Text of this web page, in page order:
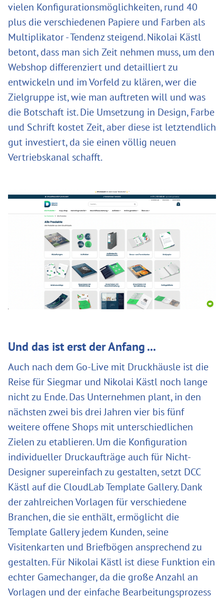
vielen Konfigurationsmöglichkeiten, rund 40
plus die verschiedenen Papiere und Farben als
Multiplikator - Tendenz steigend. Nikolai Kästl
betont, dass man sich Zeit nehmen muss, um den
Webshop differenziert und detailliert zu
entwickeln und im Vorfeld zu klären, wer die
Zielgruppe ist, wie man auftreten will und was
die Botschaft ist. Die Umsetzung in Design, Farbe
und Schrift kostet Zeit, aber diese ist letztendlich
gut investiert, da sie einen völlig neuen
Vertriebskanal schafft.
Und das ist erst der Anfang ...
Auch nach dem Go-Live mit Druckhäusle ist die
Reise für Siegmar und Nikolai Kästl noch lange
nicht zu Ende. Das Unternehmen plant, in den
nächsten zwei bis drei Jahren vier bis fünf
weitere offene Shops mit unterschiedlichen
Zielen zu etablieren. Um die Konfiguration
individueller Druckaufträge auch für Nicht-
Designer supereinfach zu gestalten, setzt DCC
Kästl auf die CloudLab Template Gallery. Dank
der zahlreichen Vorlagen für verschiedene
Branchen, die sie enthält, ermöglicht die
Template Gallery jedem Kunden, seine
Visitenkarten und Briefbögen ansprechend zu
gestalten. Für Nikolai Kästl ist diese Funktion ein
echter Gamechanger, da die große Anzahl an
Vorlagen und der einfache Bearbeitungsprozess